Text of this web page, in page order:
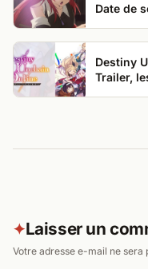
Date de
Destiny
Trailer,
✦Laisser un
Votre adresse e-mail ne sera